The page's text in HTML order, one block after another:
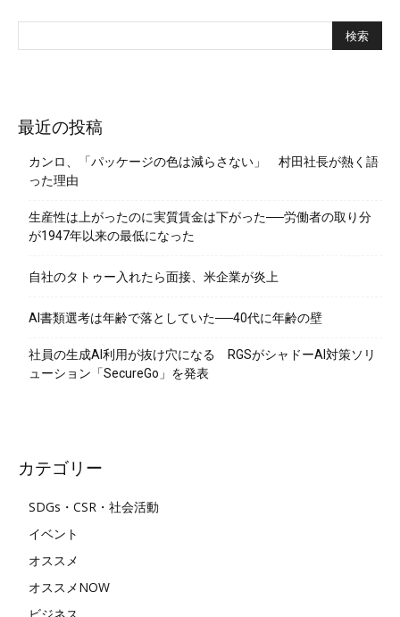
最近の投稿
カンロ、「パッケージの色は減らさない」 村田社長が熱く語
った理由
生産性は上がったのに実質賃金は下がった──労働者の取り分
が1947年以来の最低になった
自社のタトゥー入れたら面接、米企業が炎上
AI書類選考は年齢で落としていた──40代に年齢の壁
社員の生成AI利用が抜け穴になる RGSがシャドーAI対策ソリ
ューション「SecureGo」を発表
カテゴリー
SDGs・CSR・社会活動
イベント
オススメ
オススメNOW